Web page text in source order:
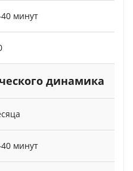
минут
динамика
минут